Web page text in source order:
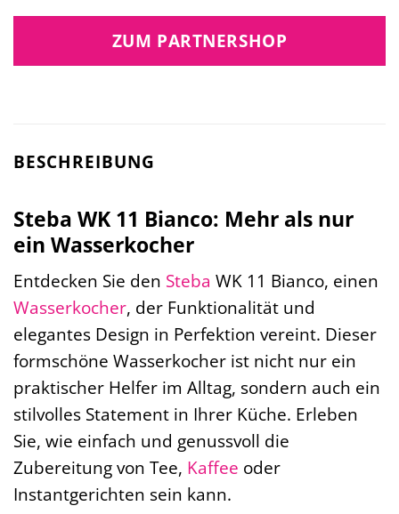
ZUM PARTNERSHOP
BESCHREIBUNG
Steba WK 11 Bianco: Mehr als nur
ein Wasserkocher
Entdecken Sie den Steba WK 11 Bianco, einen
Wasserkocher, der Funktionalität und
elegantes Design in Perfektion vereint. Dieser
formschöne Wasserkocher ist nicht nur ein
praktischer Helfer im Alltag, sondern auch ein
stilvolles Statement in Ihrer Küche. Erleben
Sie, wie einfach und genussvoll die
Zubereitung von Tee, Kaffee oder
Instantgerichten sein kann.